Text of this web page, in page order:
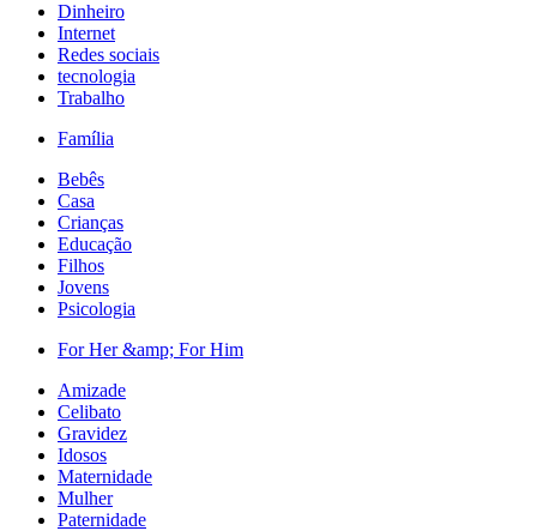
Dinheiro
Internet
Redes sociais
tecnologia
Trabalho
Família
Bebês
Casa
Crianças
Educação
Filhos
Jovens
Psicologia
For Her &amp; For Him
Amizade
Celibato
Gravidez
Idosos
Maternidade
Mulher
Paternidade